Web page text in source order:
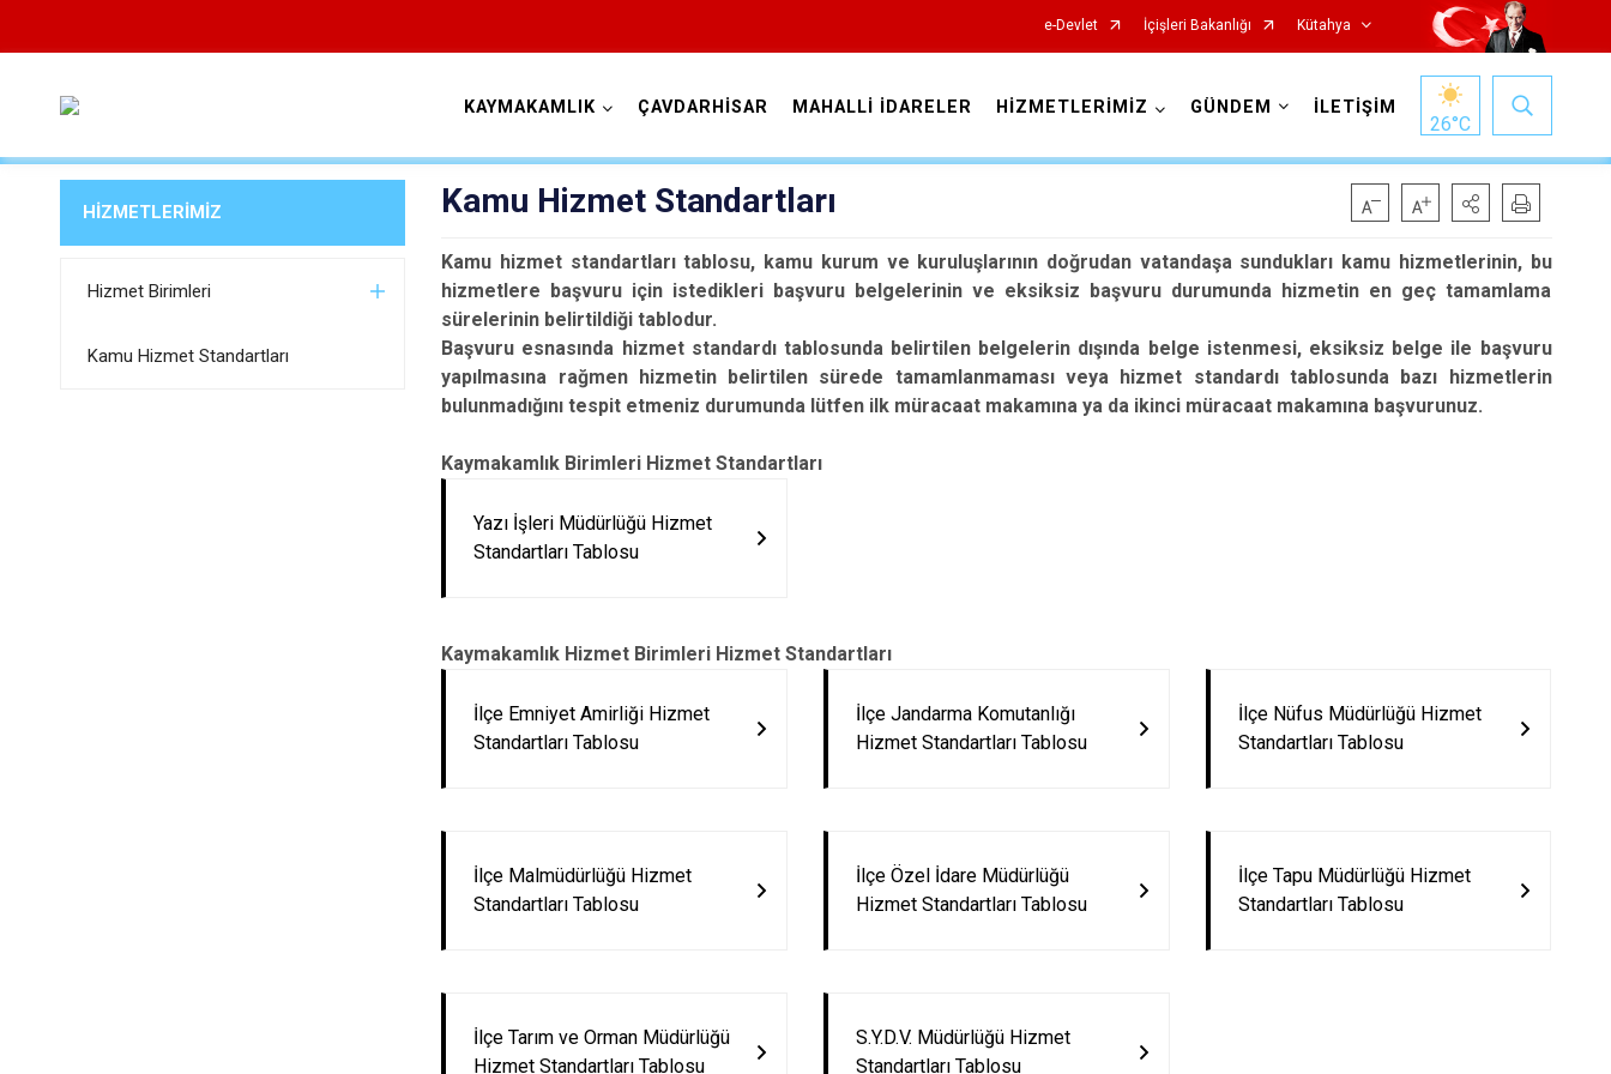
e-Devlet İçişleri Bakanlığı Kütahya
Altıntaş
Gediz
KAYMAKAMLIK ÇAVDARHİSAR MAHALLİ İDARELER HİZMETLERİMİZ GÜNDEM İLETİŞİM
26°C
HİZMETLERİMİZ
Hizmet Birimleri
Kamu Hizmet Standartları
Kamu Hizmet Standartları
Kamu hizmet standartları tablosu, kamu kurum ve kuruluşlarının doğrudan vatandaşa sundukları kamu hizmetlerinin, bu
hizmetlere başvuru için istedikleri başvuru belgelerinin ve eksiksiz başvuru durumunda hizmetin en geç tamamlama
sürelerinin belirtildiği tablodur.
Başvuru esnasında hizmet standardı tablosunda belirtilen belgelerin dışında belge istenmesi, eksiksiz belge ile başvuru
yapılmasına rağmen hizmetin belirtilen sürede tamamlanmaması veya hizmet standardı tablosunda bazı hizmetlerin
bulunmadığını tespit etmeniz durumunda lütfen ilk müracaat makamına ya da ikinci müracaat makamına başvurunuz.
Kaymakamlık Birimleri Hizmet Standartları
Yazı İşleri Müdürlüğü Hizmet
Standartları Tablosu
Kaymakamlık Hizmet Birimleri Hizmet Standartları
İlçe Emniyet Amirliği Hizmet
Standartları Tablosu
İlçe Jandarma Komutanlığı
Hizmet Standartları Tablosu
İlçe Nüfus Müdürlüğü Hizmet
Standartları Tablosu
İlçe Malmüdürlüğü Hizmet
Standartları Tablosu
İlçe Özel İdare Müdürlüğü
Hizmet Standartları Tablosu
İlçe Tapu Müdürlüğü Hizmet
Standartları Tablosu
İlçe Tarım ve Orman Müdürlüğü
Hizmet Standartları Tablosu
S.Y.D.V. Müdürlüğü Hizmet
Standartları Tablosu